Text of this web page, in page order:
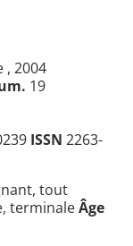
, 2004
19
ISSN 2263-
tout
terminaleÂge